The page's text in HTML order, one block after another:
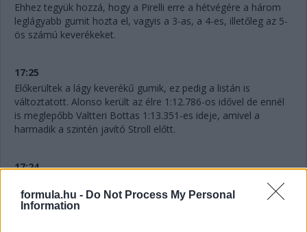
formula.hu - Do Not Process My Personal
Information
Ehhez tegyük hozzá, hogy a Pirelli erre a hétvégére a három
leglágyabb gumit hozta el, vagyis a 3-as, a 4-es, illetőleg az 5-
ös számú keverékeket.
17:25
Előkerültek a lágy keverékű gumik, ez pedig a listán is
változtatott. Alonso került az élre 1:12.786-os idővel de ennél
is meglepőbb Valtteri Bottas 1:13.351-es ideje, amivel a
harmadik a szintén javító Stroll előtt.
17:24
Úgy látszik, Sainz elég fura helyzetekbe keveredik ma. Ezúttal
Perezzel akadt gondja, aki Hülkenberg útjából tért ki, de így
csak a Ferrarit tartotta fel.